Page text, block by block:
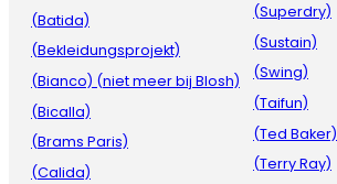
(Batida)
(Bekleidungsprojekt)
(Bianco) (niet meer bij Blosh)
(Bicalla)
(Brams Paris)
(Calida)
(Superdry)
(Sustain)
(Swing)
(Taifun)
(Ted Baker)
(Terry Ray)